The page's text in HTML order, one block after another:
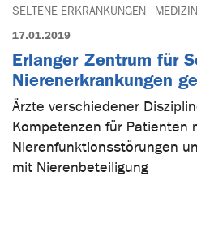
SELTENE ERKRANKUNGEN
17.01.2019
Erlanger Zentrum für
Nierenerkrankungen
Ärzte verschiedener
Kompetenzen für Patienten
Nierenfunktionsstörungen
mit Nierenbeteiligung